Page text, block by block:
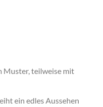
Muster, teilweise mit
ein edles Aussehen